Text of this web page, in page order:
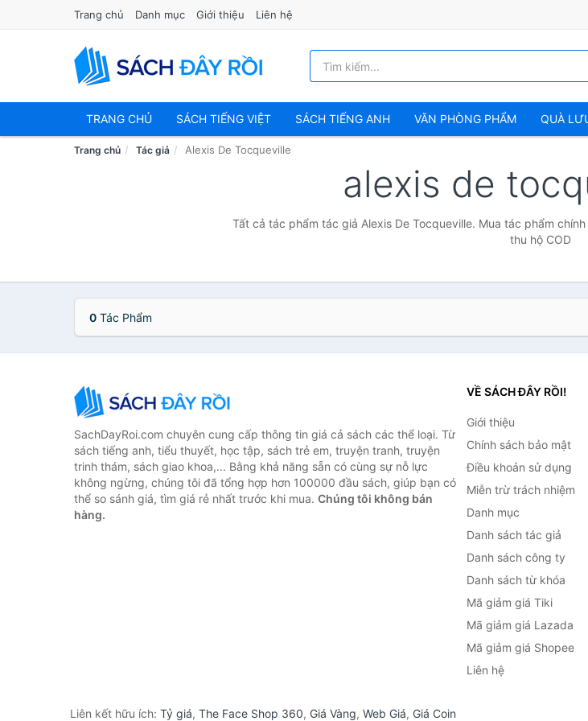
Trang chủ Danh mục Giới thiệu Liên hệ
TRANG CHỦ SÁCH TIẾNG VIỆT SÁCH TIẾNG ANH VĂN PHÒNG PHẨM QUÀ
Trang chủ Tác giả Alexis De Tocqueville
alexis de
Tất cả tác phẩm tác giả Alexis De Tocqueville. Mua tác phẩm
thu hộ COD
0 Tác Phẩm
SachDayRoi.com chuyên cung cấp thông tin giá cả sách các thể loại. Từ
sách tiếng anh, tiểu thuyết, học tập, sách trẻ em, truyện tranh, truyện
trinh thám, sách giao khoa,... Bằng khả năng sẵn có cùng sự nỗ lực
không ngừng, chúng tôi đã tổng hợp hơn 100000 đầu sách, giúp bạn có
thể so sánh giá, tìm giá rẻ nhất trước khi mua. Chúng tôi không bán
hàng.
VỀ SÁCH ĐÂY RỒI!
Giới thiệu
Chính sách bảo mật
Điều khoản sử dụng
Miễn trừ trách nhiệm
Danh mục
Danh sách tác giả
Danh sách công ty
Danh sách từ khóa
Mã giảm giá Tiki
Mã giảm giá Lazada
Mã giảm giá Shopee
Liên hệ
Liên kết hữu ích: Tỷ giá, The Face Shop 360, Giá Vàng, Web Giá, Giá Coin